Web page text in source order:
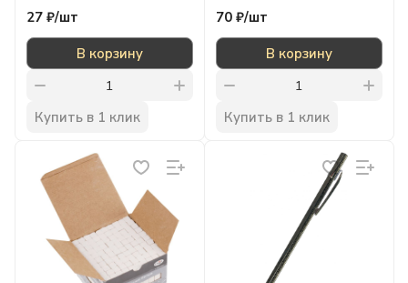
27 ₽/шт
В корзину
Купить в 1 клик
70 ₽/шт
В корзину
Купить в 1 клик